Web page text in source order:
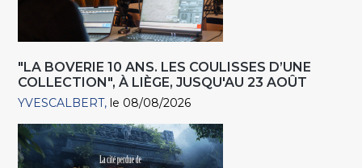
"LA BOVERIE 10 ANS. LES COULISSES D’UNE
COLLECTION", À LIÈGE, JUSQU'AU 23 AOÛT
YVESCALBERT le 08/08/2026